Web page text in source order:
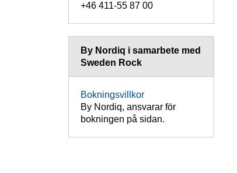
+46 411-55 87 00
By Nordiq i samarbete med
Sweden Rock
Bokningsvillkor
By Nordiq, ansvarar för
bokningen på sidan.